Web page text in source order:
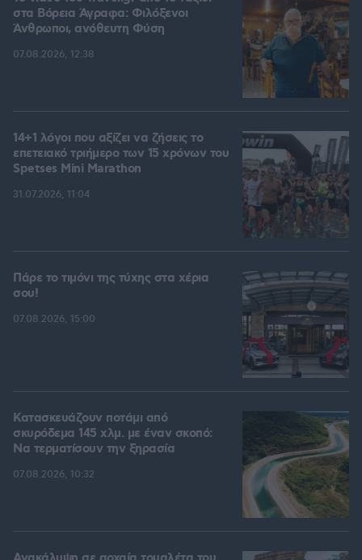
στα Βόρεια Άγραφα: Φιλόξενοι
Άνθρωποι, ανόθευτη Φύση
07.08.2026, 12:38
14+1 λόγοι που αξίζει να ζήσεις το
επετειακό τριήμερο των 15 χρόνων του
Spetses Mini Marathon
31.07.2026, 11:04
Πάρε το τιμόνι της τύχης στα χέρια
σου!
07.08.2026, 15:00
Κατασκευάζουν ποτάμι από
σκυρόδεμα 145 χλμ. με έναν σκοπό:
Να τερματίσουν την ξηρασία
07.08.2026, 10:32